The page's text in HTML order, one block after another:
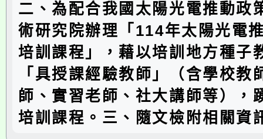
二、為配合我國太陽光電推動政
術研究院辦理「114年太陽光電
培訓課程」，藉以培訓地方種子
「具授課經驗教師」（含學校教
師、實習老師、社大講師等），
培訓課程。三、隨文檢附相關資